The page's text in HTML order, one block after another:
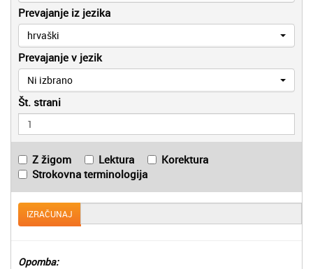
Prevajanje iz jezika
hrvaški
Prevajanje v jezik
Ni izbrano
Št. strani
Z žigom Lektura
Korektura
Strokovna terminologija
IZRAČUNAJ
Opomba: